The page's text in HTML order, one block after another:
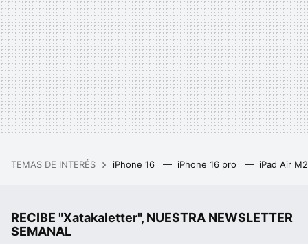
TEMAS DE INTERÉS iPhone 16 iPhone 16 pro iPad Air
RECIBE "Xatakaletter", NUESTRA NEWSLETTER
SEMANAL